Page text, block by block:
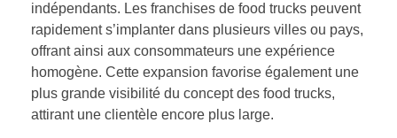
indépendants. Les franchises de food trucks peuvent
rapidement s’implanter dans plusieurs villes ou pays,
offrant ainsi aux consommateurs une expérience
homogène. Cette expansion favorise également une
plus grande visibilité du concept des food trucks,
attirant une clientèle encore plus large.